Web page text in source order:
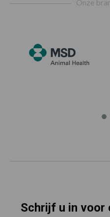
Onze
Schrijf u in voor